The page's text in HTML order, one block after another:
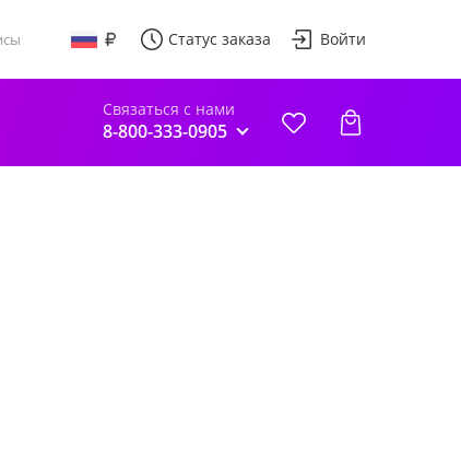
Статус заказа Войти
Связаться с нами
8-800-333-0905